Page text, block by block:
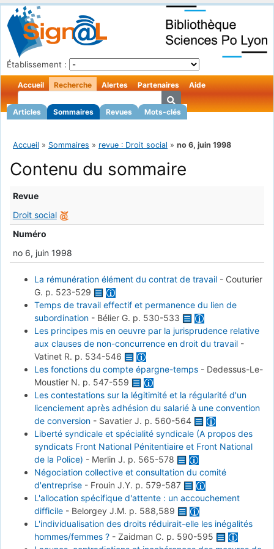
Établissement :
Accueil Recherche
Articles Sommaires Revues Mots-clés
Alertes Partenaires Aide
Accueil » Sommaires » revue : Droit social » no 6, juin 1998
Contenu du sommaire
Revue
Droit social
Numéro
no 6, juin 1998
La rémunération élément du contrat de travail - Couturier
G. p. 523-529
Temps de travail effectif et permanence du lien de
subordination - Bélier G. p. 530-533
Les principes mis en oeuvre par la jurisprudence relative
aux clauses de non-concurrence en droit du travail -
Vatinet R. p. 534-546
Les fonctions du compte épargne-temps - Dedessus-Le-
Moustier N. p. 547-559
Les contestations sur la légitimité et la régularité d'un
licenciement après adhésion du salarié à une convention
de conversion - Savatier J. p. 560-564
Liberté syndicale et spécialité syndicale (A propos des
syndicats Front National Pénitentiaire et Front National
de la Police) - Merlin J. p. 565-578
Négociation collective et consultation du comité
d'entreprise - Frouin J.Y. p. 579-587
L'allocation spécifique d'attente : un accouchement
difficile - Belorgey J.M. p. 588,589
L'individualisation des droits réduirait-elle les inégalités
hommes/femmes ? - Zaidman C. p. 590-595